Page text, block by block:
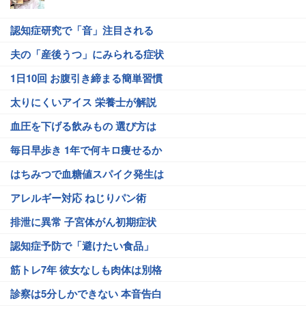
認知症研究で「音」注目される
夫の「産後うつ」にみられる症状
1日10回 お腹引き締まる簡単習慣
太りにくいアイス 栄養士が解説
血圧を下げる飲みもの 選び方は
毎日早歩き 1年で何キロ痩せるか
はちみつで血糖値スパイク発生は
アレルギー対応 ねじりパン術
排泄に異常 子宮体がん初期症状
認知症予防で「避けたい食品」
筋トレ7年 彼女なしも肉体は別格
診察は5分しかできない 本音告白